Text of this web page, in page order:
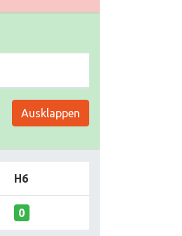
Ausklappen
H6
0